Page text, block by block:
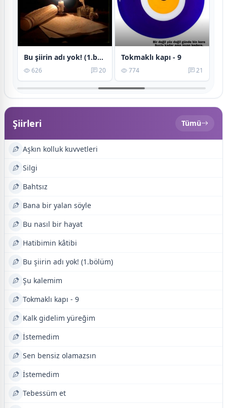
Bu şiirin adı yok! (1.bölüm)
626 20
Tokmaklı kapı - 9
774 21
Şiirleri Tümü
Aşkın kolluk kuvvetleri
Silgi
Bahtsız
Bana bir yalan söyle
Bu nasıl bir hayat
Hatibimin kâtibi
Bu şiirin adı yok! (1.bölüm)
Şu kalemim
Tokmaklı kapı - 9
Kalk gidelim yüreğim
İstemedim
Sen bensiz olamazsın
İstemedim
Tebessüm et